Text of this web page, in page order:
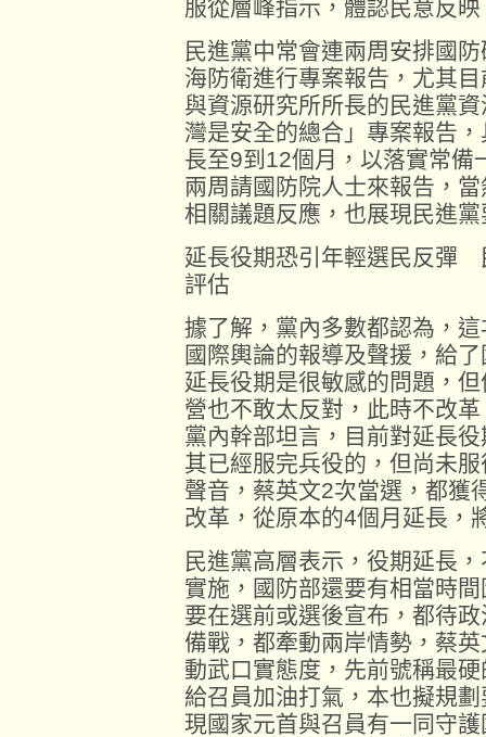
服從層峰指示，體認民意反
民進黨中常會連兩周安排國
海防衛進行專案報告，尤其
與資源研究所所長的民進黨
灣是安全的總合」專案報告
長至9到12個月，以落實常備
兩周請國防院人士來報告，
相關議題反應，也展現民進
延長役期恐引年輕選民反彈
評估
據了解，黨內多數都認為，
國際輿論的報導及聲援，給
延長役期是很敏感的問題，
營也不敢太反對，此時不改
黨內幹部坦言，目前對延長
其已經服完兵役的，但尚未
聲音，蔡英文2次當選，都獲
改革，從原本的4個月延長，
民進黨高層表示，役期延長
實施，國防部還要有相當時
要在選前或選後宣布，都待
備戰，都牽動兩岸情勢，蔡
動武口實態度，先前號稱最
給召員加油打氣，本也擬規
現國家元首與召員有一同守